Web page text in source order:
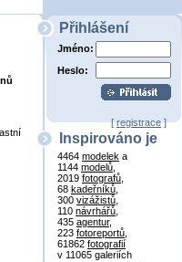
Přihlášení
Jméno:
Heslo:
[registrace]
Inspirováno je
4464 modelek a
1144 modelů
2019 fotografů
68 kadeřníků
300 vizážistů
110 návrhářů
435 agentur,
223 fotoreportů
61862 fotografií
v 11065 galeriích